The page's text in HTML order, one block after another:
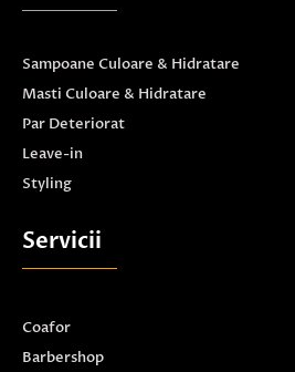
Sampoane Culoare & Hidratare
Masti Culoare & Hidratare
Par Deteriorat
Leave-in
Styling
Servicii
Coafor
Barbershop